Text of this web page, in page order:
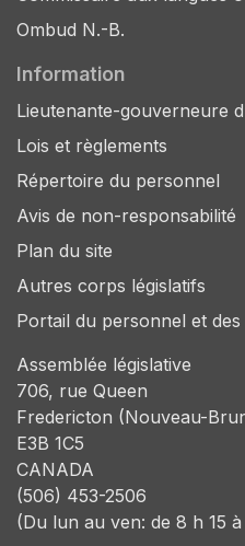
Ombud N.-B.
Information
Lieutenante-gouverneure
Lois et règlements
Répertoire du personnel
Avis de non-responsabilité
Plan du site
Autres corps législatifs
Portail du personnel et
Assemblée législative
706, rue Queen
Fredericton (Nouveau-
E3B 1C5
CANADA
(506) 453-2506
(Du lun au ven: de 8 h 15